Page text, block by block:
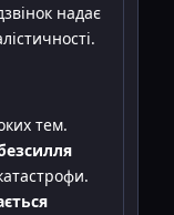
надає
тем.